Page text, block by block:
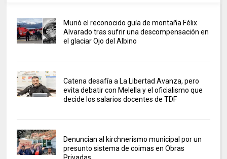
Murió el reconocido guía de montaña Félix
Alvarado tras sufrir una descompensación en
el glaciar Ojo del Albino
Catena desafía a La Libertad Avanza, pero
evita debatir con Melella y el oficialismo que
decide los salarios docentes de TDF
Denuncian al kirchnerismo municipal por un
presunto sistema de coimas en Obras
Privadas